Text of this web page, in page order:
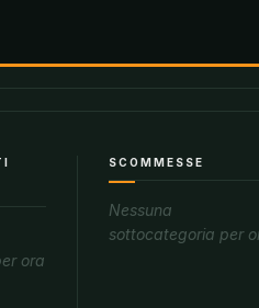
ora
SCOMMESSE
Nessuna
sottocategoria per